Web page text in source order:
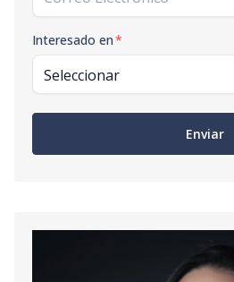
Interesado en*
Enviar